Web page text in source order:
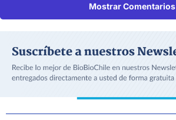
Mostrar Comentarios